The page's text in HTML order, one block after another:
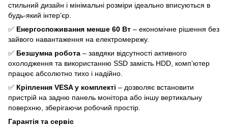
стильний дизайн і мінімальні розміри ідеально вписуються в
будь-який інтер’єр.
✅ Енергоспоживання менше 60 Вт – економічне рішення без
зайвого навантаження на електромережу.
✅ Безшумна робота – завдяки відсутності активного
охолодження та використанню SSD замість HDD, комп’ютер
працює абсолютно тихо і надійно.
✅ Кріплення VESA у комплекті – дозволяє встановити
пристрій на задню панель монітора або іншу вертикальну
поверхню, зберігаючи робочий простір.
Гарантія та сервіс